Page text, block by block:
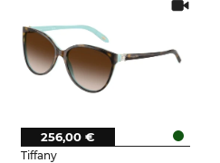
Tiffany
256,00 €